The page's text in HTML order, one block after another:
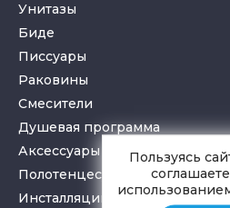
Унитазы
Биде
Писсуары
Раковины
Смесители
Душевая программа
Аксессуары в ванную
Полотенцесушители
Инсталляции для санузлов
Пользуясь